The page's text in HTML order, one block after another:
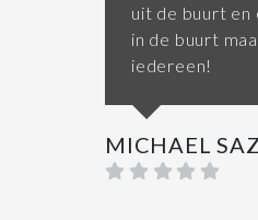
uit de buurt en
in de buurt
iedereen!
MICHAEL SAZ